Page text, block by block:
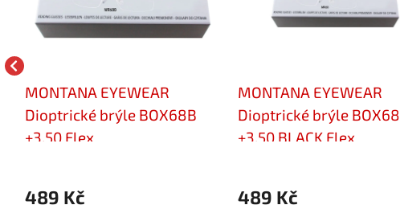
MONTANA EYEWEAR
Dioptrické brýle BOX68B
+3,50 Flex
489 Kč
MONTANA EYEWEAR
Dioptrické brýle BOX68
+3,50 BLACK Flex
489 Kč